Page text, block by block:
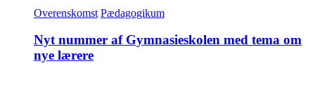
Overenskomst Pædagogikum
Nyt nummer af Gymnasieskolen med tema om
nye lærere